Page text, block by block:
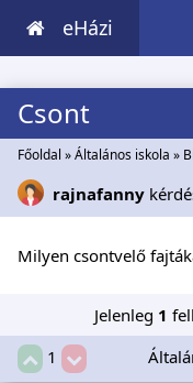
eHázi
Csont
Főoldal »Általános iskola »
rajnafanny
Milyen csontvelő
Jelenleg 1
1